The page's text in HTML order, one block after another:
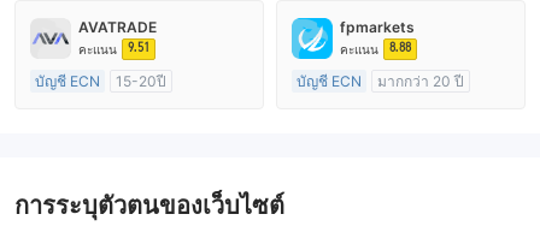
ใบอนุญาต MT4 แบบเต็ม
ใบอนุญาต MT4 แบบเต็ม
AVATRADE
คะแนน 9.51
บัญชี ECN
15-20ปี
fpmarkets
คะแนน 8.88
บัญชี ECN
มากกว่า 20 ปี
การระบุตัวตนของเว็บไซต์